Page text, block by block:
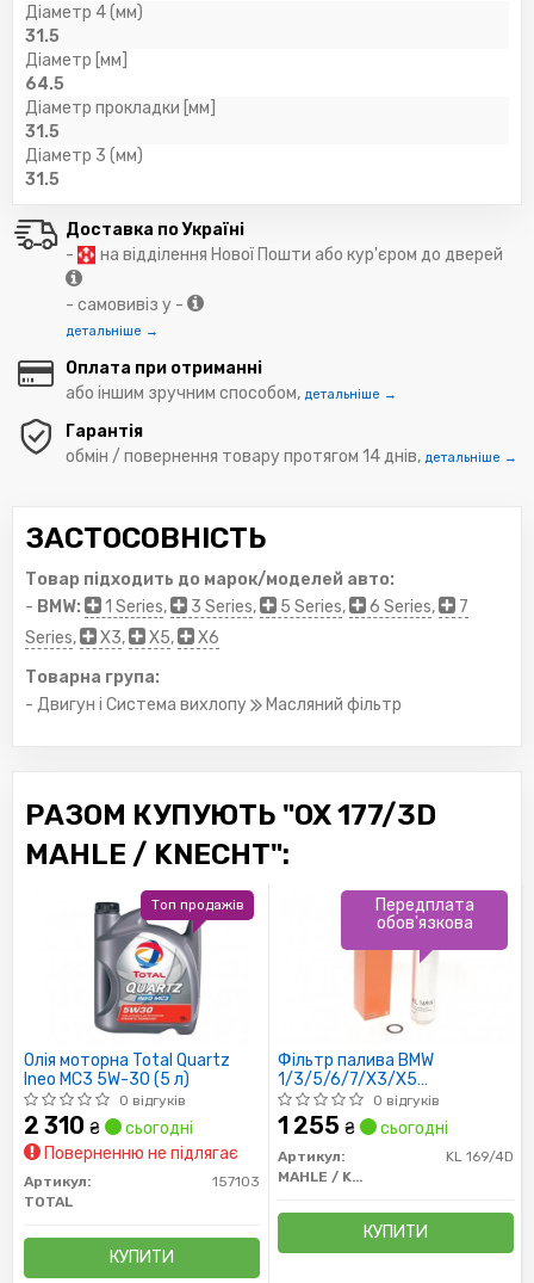
Діаметр 4 (мм)
31.5
Діаметр [мм]
64.5
Діаметр прокладки [мм]
31.5
Діаметр 3 (мм)
31.5
Доставка по Україні
-
на відділення Нової Пошти або кур'єром до дверей
- самовивіз у -
детальніше →
Оплата при отриманні
або іншим зручним способом, детальніше →
Гарантія
обмін / повернення товару протягом 14 днів, детальніше →
ЗАСТОСОВНІСТЬ
Товар підходить до марок/моделей авто:
- BMW: 1 Series, 3 Series, 5 Series, 6 Series,
7
Series, X3, X5,
X6
Товарна група:
- Двигун і Система вихлопу
Масляний фільтр
РАЗОМ КУПУЮТЬ "OX 177/3D
MAHLE / KNECHT":
Олія моторна Total Quartz
Ineo MC3 5W-30 (5 л)
0 відгуків
2 310 ₴
сьогодні
Поверненню не підлягає
Артикул:
157103
TOTAL
КУПИТИ
Топ продажів
Фільтр палива BMW
1/3/5/6/7/X3/X5
2.0/2.5/3.0D 1.6D-4.4D
10.02-
0 відгуків
1 255 ₴ сьогодні
Артикул:
KL 169/4D
MAHLE / KNECHT
КУПИТИ
Передплата
обов'язкова